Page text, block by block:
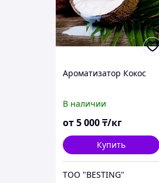
Ароматизатор Кокос
В наличии
от5 000₸/кг
Купить
ТОО "BESTING"